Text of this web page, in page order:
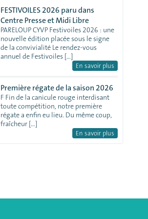
FESTIVOILES 2026 paru dans
Centre Presse et Midi Libre
PARELOUP CYVP Festivoiles 2026 : une
nouvelle édition placée sous le signe
de la convivialité Le rendez-vous
annuel de Festivoiles […]
En savoir plus
Première régate de la saison 2026
F Fin de la canicule rouge interdisant
toute compétition, notre première
régate a enfin eu lieu. Du même coup,
fraîcheur […]
En savoir plus